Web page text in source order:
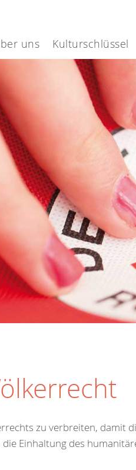
uns Kulturschlüssel
zu verbreiten, damit
Einhaltung des